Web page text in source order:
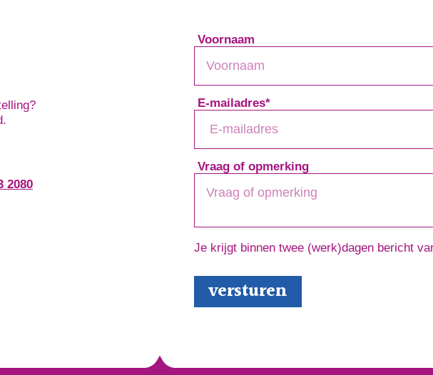
2080
Voornaam
E-mailadres*
Vraag of opmerking
Je krijgt binnen twee (werk)dagen bericht